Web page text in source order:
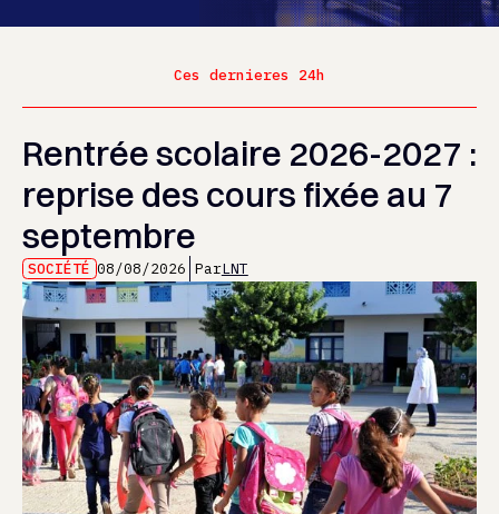
Ces dernieres 24h
Rentrée scolaire 2026-2027 :
reprise des cours fixée au 7
septembre
SOCIÉTÉ 08/08/2026 ParLNT